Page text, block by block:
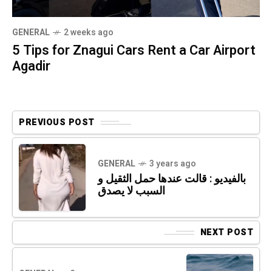
GENERAL 2 weeks ago
5 Tips for Znagui Cars Rent a Car Airport
Agadir
PREVIOUS POST
GENERAL 3 years ago
بالفيديو : قالت عندها حمل الثقيل و
السبب لا يصدق
NEXT POST